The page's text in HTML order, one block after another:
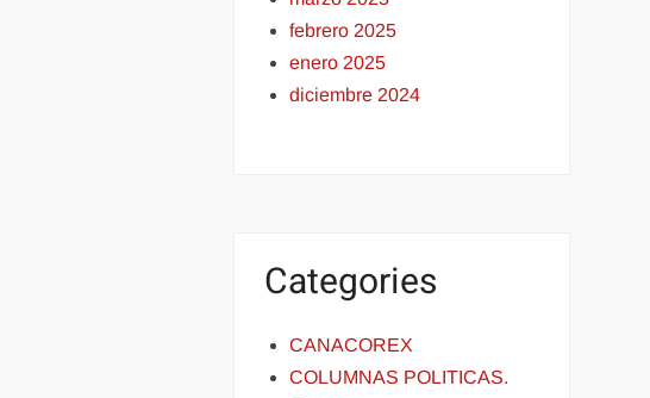
febrero 2025
enero 2025
diciembre 2024
Categories
CANACOREX
COLUMNAS POLITICAS.